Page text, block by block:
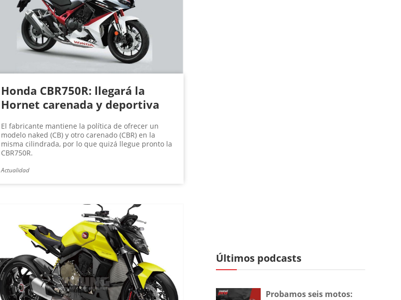
Honda CBR750R: llegará la
Hornet carenada y deportiva
El fabricante mantiene la política de ofrecer un
modelo naked (CB) y otro carenado (CBR) en la
misma cilindrada, por lo que quizá llegue pronto la
CBR750R.
Actualidad
Últimos podcasts
Probamos seis motos: